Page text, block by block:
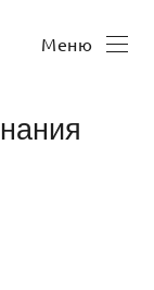
Меню